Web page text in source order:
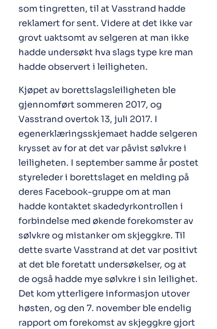
som tingretten, til at Vasstrand hadde
reklamert for sent. Videre at det ikke var
grovt uaktsomt av selgeren at man ikke
hadde undersøkt hva slags type kre man
hadde observert i leiligheten.
Kjøpet av borettslagsleiligheten ble
gjennomført sommeren 2017, og
Vasstrand overtok 13, juli 2017. I
egenerklæringsskjemaet hadde selgeren
krysset av for at det var påvist sølvkre i
leiligheten. I september samme år postet
styreleder i borettslaget en melding på
deres Facebook-gruppe om at man
hadde kontaktet skadedyrkontrollen i
forbindelse med økende forekomster av
sølvkre og mistanker om skjeggkre. Til
dette svarte Vasstrand at det var positivt
at det ble foretatt undersøkelser, og at
de også hadde mye sølvkre i sin leilighet.
Det kom ytterligere informasjon utover
høsten, og den 7. november ble endelig
rapport om forekomst av skjeggkre gjort